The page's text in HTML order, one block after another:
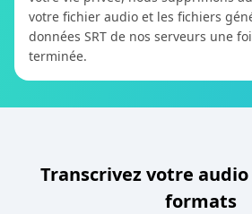
votre fichier audio et les fichiers
données SRT de nos serveurs une
terminée.
Transcrivez votre
formats